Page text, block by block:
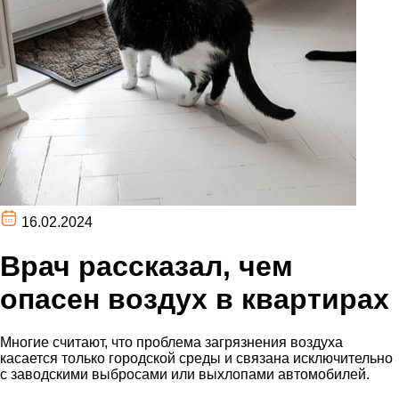
16.02.2024
Врач рассказал, чем
опасен воздух в квартирах
Многие считают, что проблема загрязнения воздуха
касается только городской среды и связана исключительно
с заводскими выбросами или выхлопами автомобилей.